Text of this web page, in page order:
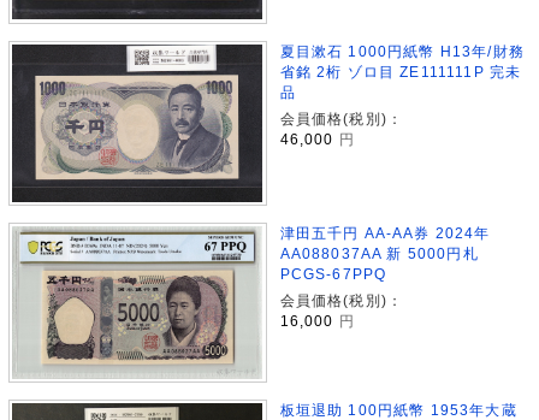
夏目漱石 1000円紙幣 H13年/財務
省銘 2桁 ゾロ目 ZE111111P 完未
品
会員価格(税別)：
46,000 円
津田五千円 AA-AA券 2024年
AA088037AA 新 5000円札
PCGS-67PPQ
会員価格(税別)：
16,000 円
板垣退助 100円紙幣 1953年大蔵